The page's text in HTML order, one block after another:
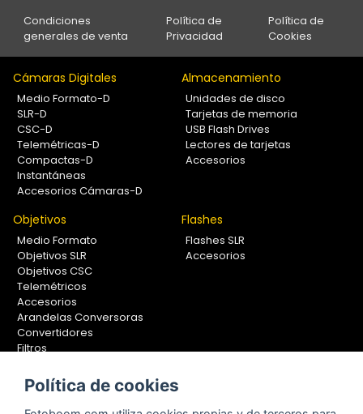
Condiciones
generales de venta
Política de
Privacidad
Política de
Cookies
Cámaras Digitales
Medio Formato-D
SLR-D
CSC-D
Telemétricas-D
Compactas-D
Instantáneas
Accesorios Cámaras-D
Almacenamiento
Unidades de disco
Tarjetas de memoria
USB Flash Drives
Lectores de tarjetas
Accesorios
Objetivos
Medio Formato
Objetivos SLR
Objetivos CSC
Telemétricos
Accesorios
Arandelas Conversoras
Convertidores
Filtros
Calibradores
Flashes
Flashes SLR
Accesorios
Soportes Fotografía
Política de cookies